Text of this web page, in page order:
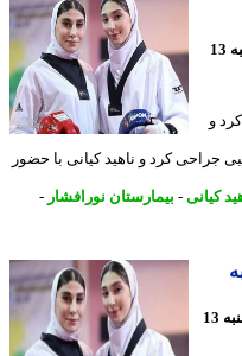
13
کرد و ناهید کیانی با حضور
-بیمارستان نورافشار-
چهارشنبه 13